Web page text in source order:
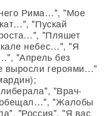
Рима…", "Мое
"Пускай
"Пляшет
небес…", "Я
"Апрель без
выросли героями…"
"Врач-
обещал…", "Жалобы
"Россия", "Я вас